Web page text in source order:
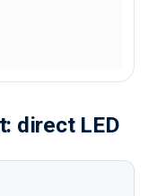
direct LED